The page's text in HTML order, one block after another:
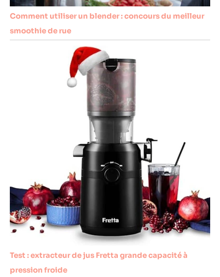
Comment utiliser un blender : concours du meilleur
smoothie de rue
Test : extracteur de jus Fretta grande capacité à
pression froide